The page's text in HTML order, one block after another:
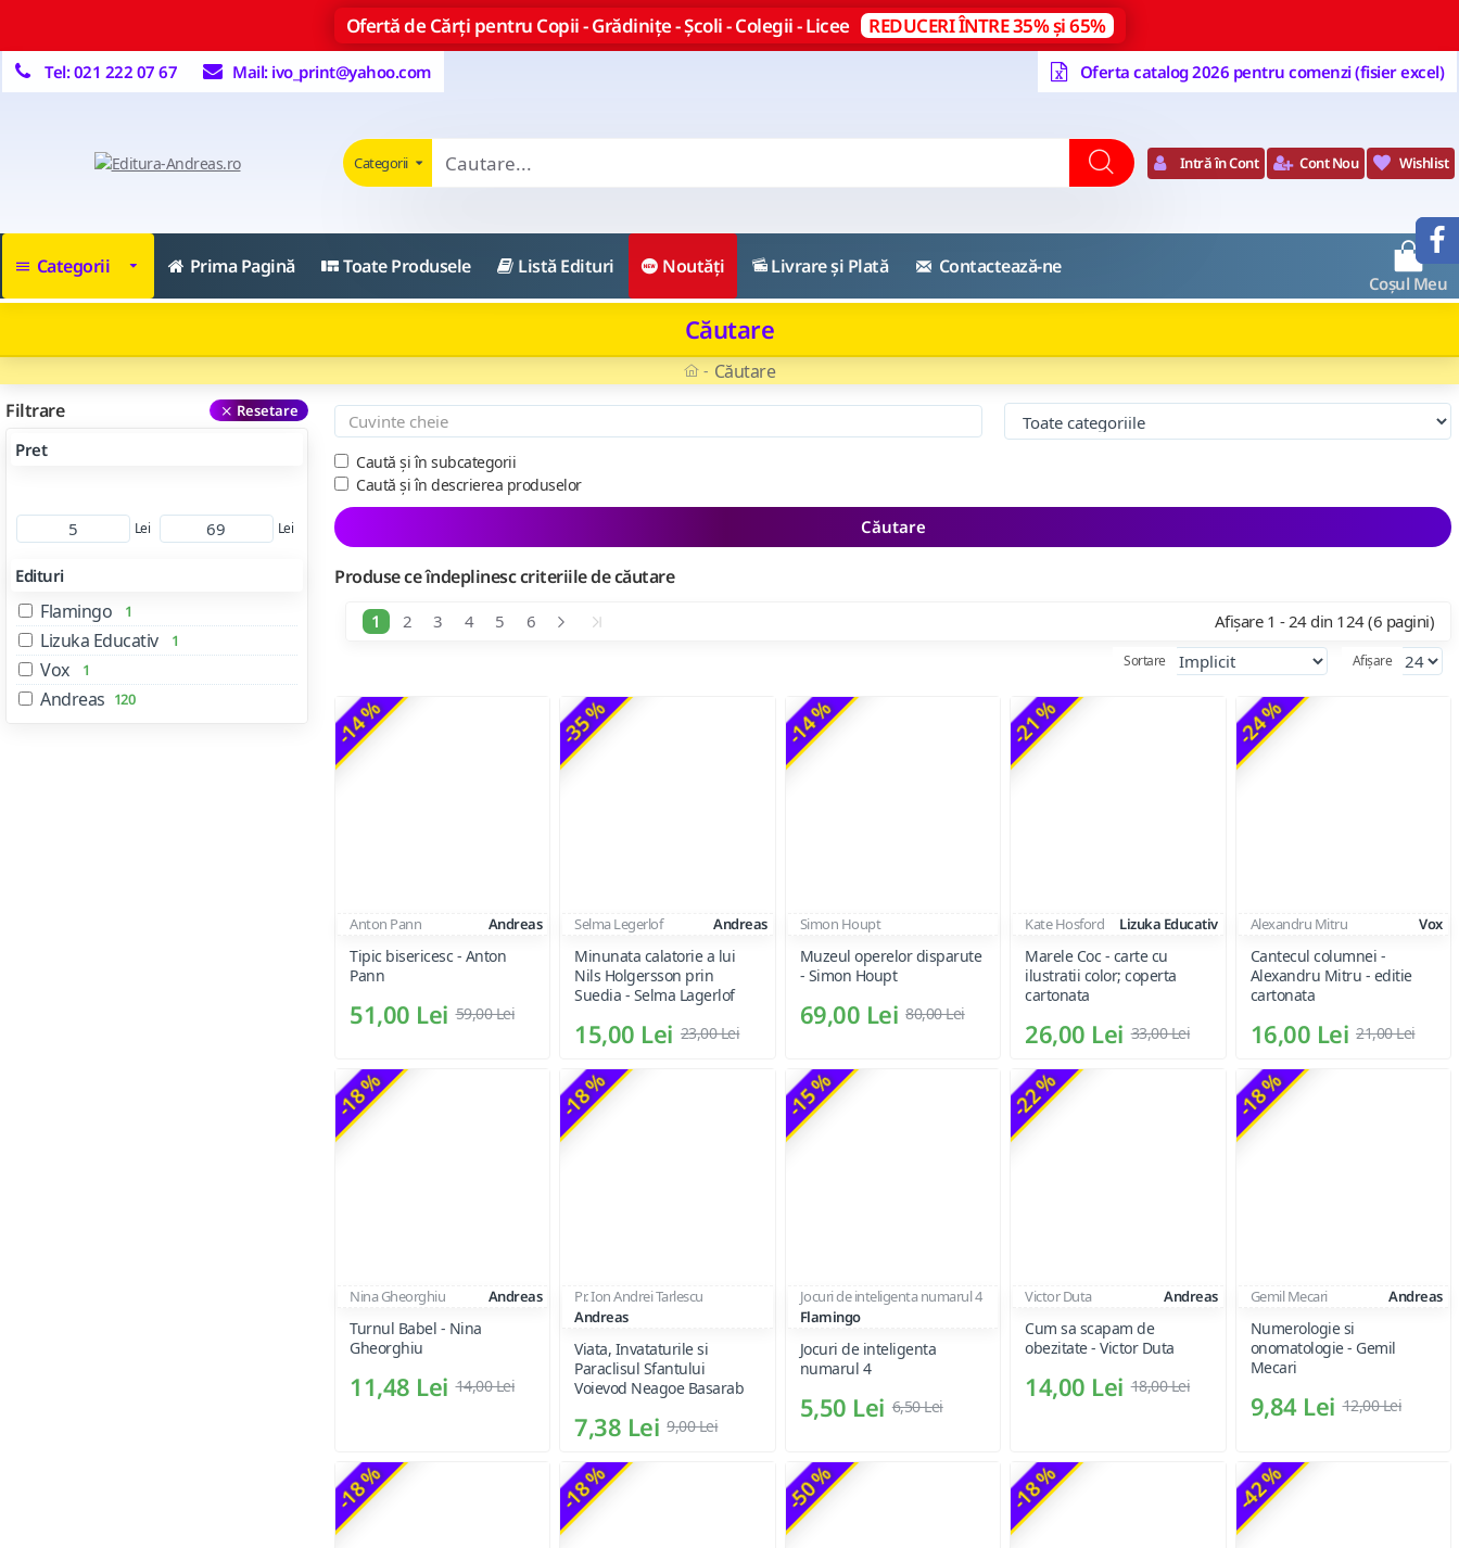
Ofertă de Cărți pentru Copii - Grădinițe - Școli - Colegii - Licee REDUCERI ÎNTRE 35% și 65%
Tel: 021 222 07 67 Mail: ivo_print@yahoo.com Oferta catalog 2026 pentru comenzi (fisier excel)
Categorii Intră în Cont Cont Nou Wishlist
Categorii Prima Pagină Toate Produsele Listă Edituri Noutăți Livrare și Plată Contactează-ne
Coșul Meu
0
Căutare
Căutare
Filtrare Resetare
Pret
Lei Lei
Edituri
Flamingo 1
Lizuka Educativ 1
Vox 1
Andreas 120
Caută și în subcategorii
Caută și în descrierea produselor
Căutare
Produse ce îndeplinesc criteriile de căutare
1 2 3 4 5 6 Afișare 1 - 24 din 124 (6 pagini)
Sortare Afișare
-14 %
Anton Pann Andreas
Tipic bisericesc - Anton
Pann
51,00 Lei 59,00 Lei
-35 %
Selma Legerlof Andreas
Minunata calatorie a lui
Nils Holgersson prin
Suedia - Selma Lagerlof
15,00 Lei 23,00 Lei
-14 %
Simon Houpt
Muzeul operelor disparute
- Simon Houpt
69,00 Lei 80,00 Lei
-21 %
Kate Hosford Lizuka Educativ
Marele Coc - carte cu
ilustratii color; coperta
cartonata
26,00 Lei 33,00 Lei
-24 %
Alexandru Mitru Vox
Cantecul columnei -
Alexandru Mitru - editie
cartonata
16,00 Lei 21,00 Lei
-18 %
Nina Gheorghiu Andreas
Turnul Babel - Nina
Gheorghiu
11,48 Lei 14,00 Lei
-18 %
Pr. Ion Andrei Tarlescu
Andreas
Viata, Invataturile si
Paraclisul Sfantului
Voievod Neagoe Basarab
7,38 Lei 9,00 Lei
-15 %
Jocuri de inteligenta numarul 4
Flamingo
Jocuri de inteligenta
numarul 4
5,50 Lei 6,50 Lei
-22 %
Victor Duta Andreas
Cum sa scapam de
obezitate - Victor Duta
14,00 Lei 18,00 Lei
-18 %
Gemil Mecari Andreas
Numerologie si
onomatologie - Gemil
Mecari
9,84 Lei 12,00 Lei
-18 % -18 % -50 % -18 % -42 %